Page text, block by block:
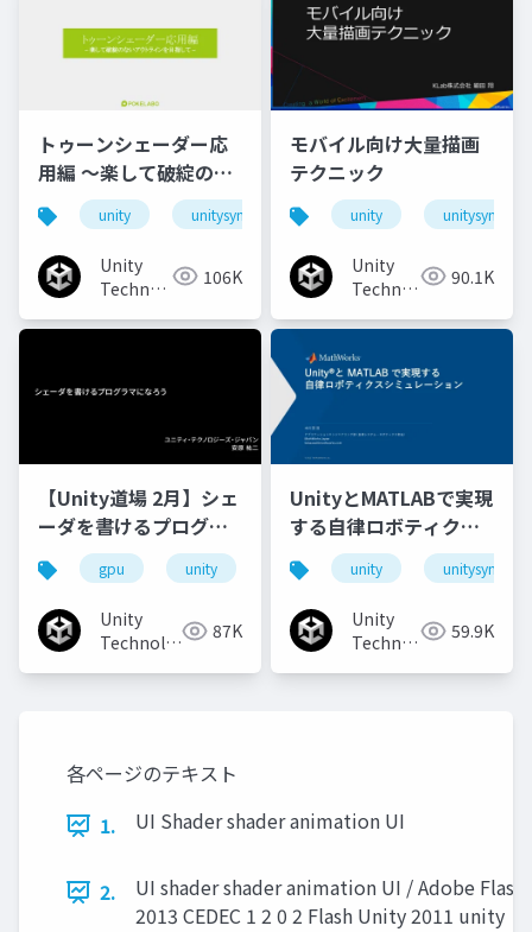
トゥーンシェーダー応
用編 ～楽して破綻のな
いアウトラインを目指
して～
unity unitysync
Unity
Technologies106K
モバイル向け大量描画
テクニック
unity unitysync
Unity
Technologies90.1K
【Unity道場 2月】シェ
ーダを書けるプログラ
マになろう
gpu unity unity3d shader unity
Unity
Technologies 87K
UnityとMATLABで実現
する自律ロボティクス
シミュレーション
unity unitysync
Unity
Technologies59.9K
各ページのテキスト
1.
UI Shader shader animation UI
2.
UI shader shader animation UI / Adobe
2013 CEDEC 1 2 0 2 Flash Unity 2011 unity